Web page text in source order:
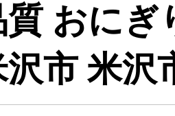
質 おにぎ
市 米沢